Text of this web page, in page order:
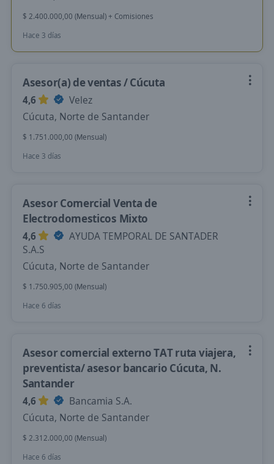
$ 2.400.000,00 (Mensual) + Comisiones
Hace 3 días
Asesor(a) de ventas / Cúcuta
4,6
Velez
Cúcuta, Norte de Santander
$ 1.751.000,00 (Mensual)
Hace 3 días
Asesor Comercial Venta de
Electrodomesticos Mixto
4,6
AYUDA TEMPORAL DE SANTADER
S.A.S
Cúcuta, Norte de Santander
$ 1.750.905,00 (Mensual)
Hace 6 días
Asesor comercial externo TAT ruta viajera,
preventista/ asesor bancario Cúcuta, N.
Santander
4,6
Bancamia S.A.
Cúcuta, Norte de Santander
$ 2.312.000,00 (Mensual)
Hace 6 días